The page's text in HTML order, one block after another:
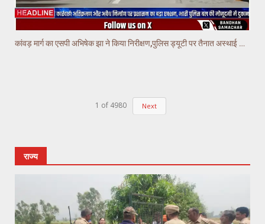
कांवड़ मार्ग का एसपी अभिषेक झा ने किया निरीक्षण,पुलिस ड्यूटी पर तैनात अस्थाई चौकियो का किया निरीक्षण
1 of 4980 Next
राज्य